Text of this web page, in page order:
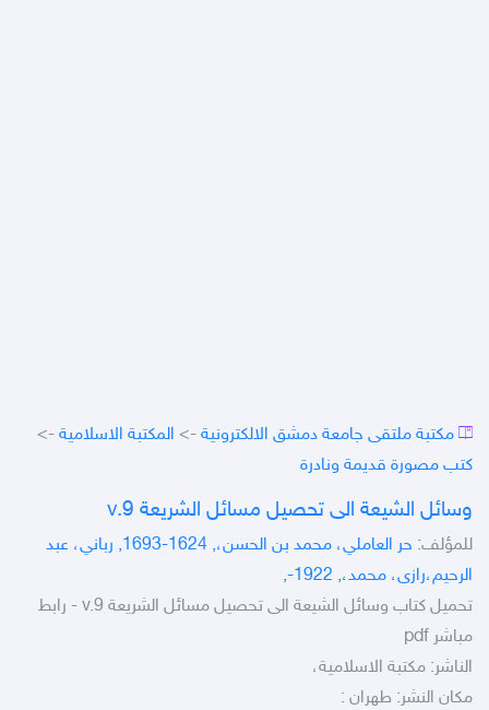
مكتبة ملتقى جامعة دمشق الالكترونية -> المكتبة الاسلامية ->
كتب مصورة قديمة ونادرة
وسائل الشيعة الى تحصيل مسائل الشريعة v.9
للمؤلف:
حر العاملي، محمد بن الحسن،, 1624-1693, رباني، عبد
الرحيم،رازى، محمد،, 1922-,
تحميل كتاب وسائل الشيعة الى تحصيل مسائل الشريعة v.9 - رابط
مباشر pdf
الناشر: مكتبة الاسلامية،
مكان النشر: طهران :